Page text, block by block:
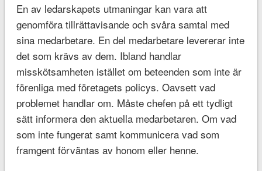
En av ledarskapets utmaningar kan vara att
genomföra tillrättavisande och svåra samtal med
sina medarbetare. En del medarbetare levererar inte
det som krävs av dem. Ibland handlar
misskötsamheten istället om beteenden som inte är
förenliga med företagets policys. Oavsett vad
problemet handlar om. Måste chefen på ett tydligt
sätt informera den aktuella medarbetaren. Om vad
som inte fungerat samt kommunicera vad som
framgent förväntas av honom eller henne.